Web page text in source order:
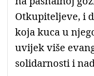
Otkupiteljeve, i
koja kuca u
uvijek više
solidarnosti i